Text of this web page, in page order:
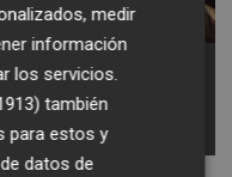
se reúne con la
para
reservada de
DE XIRIVELLA
medir
información
los servicios.
también
para estos y
datos de